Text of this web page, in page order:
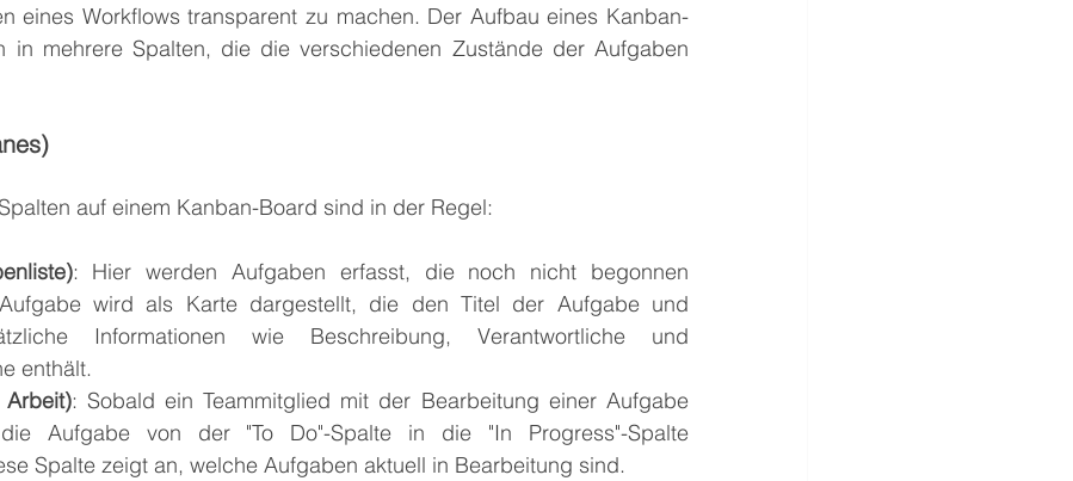
eines Workflows transparent zu machen. Der Aufbau eines Kanban-
in mehrere Spalten, die die verschiedenen Zustände der Aufgaben
auf einem Kanban-Board sind in der Regel:
: Hier werden Aufgaben erfasst, die noch nicht begonnen
wird als Karte dargestellt, die den Titel der Aufgabe und
Informationen wie Beschreibung, Verantwortliche und
enthält.
: Sobald ein Teammitglied mit der Bearbeitung einer Aufgabe
Aufgabe von der "To Do"-Spalte in die "In Progress"-Spalte
Spalte zeigt an, welche Aufgaben aktuell in Bearbeitung sind.